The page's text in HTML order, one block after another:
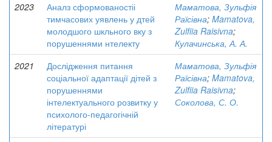
2023
Аналз сформованостіі
тимчасових уявлень у дтей
молодшого шкльного вку з
порушеннями нтелекту
Маматова, Зульфія
Раїсівна; Mamatova,
Zulfiia Raisivna;
Кулачинська, А. А.
2021
Дослідження питання
соціальної адаптації дітей з
порушеннями
інтелектуального розвитку у
психолого-педагогічній
літературі
Маматова, Зульфія
Раїсівна; Mamatova,
Zulfiia Raisivna;
Соколова, С. О.